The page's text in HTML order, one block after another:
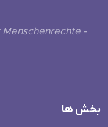
-
بخش ها